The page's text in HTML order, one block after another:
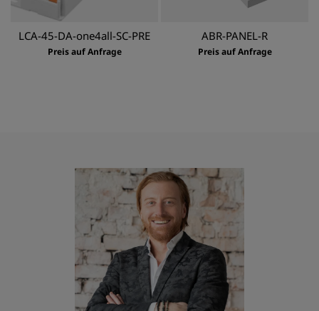
LCA-45-DA-one4all-SC-PRE
Preis auf Anfrage
ABR-PANEL-R
Preis auf Anfrage